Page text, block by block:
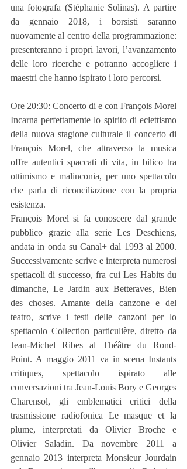
una fotografa (Stéphanie Solinas). A partire
da gennaio 2018, i borsisti saranno
nuovamente al centro della programmazione:
presenteranno i propri lavori, l’avanzamento
delle loro ricerche e potranno accogliere i
maestri che hanno ispirato i loro percorsi.
Ore 20:30: Concerto di e con François Morel
Incarna perfettamente lo spirito di eclettismo
della nuova stagione culturale il concerto di
François Morel, che attraverso la musica
offre autentici spaccati di vita, in bilico tra
ottimismo e malinconia, per uno spettacolo
che parla di riconciliazione con la propria
esistenza.
François Morel si fa conoscere dal grande
pubblico grazie alla serie Les Deschiens,
andata in onda su Canal+ dal 1993 al 2000.
Successivamente scrive e interpreta numerosi
spettacoli di successo, fra cui Les Habits du
dimanche, Le Jardin aux Betteraves, Bien
des choses. Amante della canzone e del
teatro, scrive i testi delle canzoni per lo
spettacolo Collection particulière, diretto da
Jean-Michel Ribes al Théâtre du Rond-
Point. A maggio 2011 va in scena Instants
critiques, spettacolo ispirato alle
conversazioni tra Jean-Louis Bory e Georges
Charensol, gli emblematici critici della
trasmissione radiofonica Le masque et la
plume, interpretati da Olivier Broche e
Olivier Saladin. Da novembre 2011 a
gennaio 2013 interpreta Monsieur Jourdain